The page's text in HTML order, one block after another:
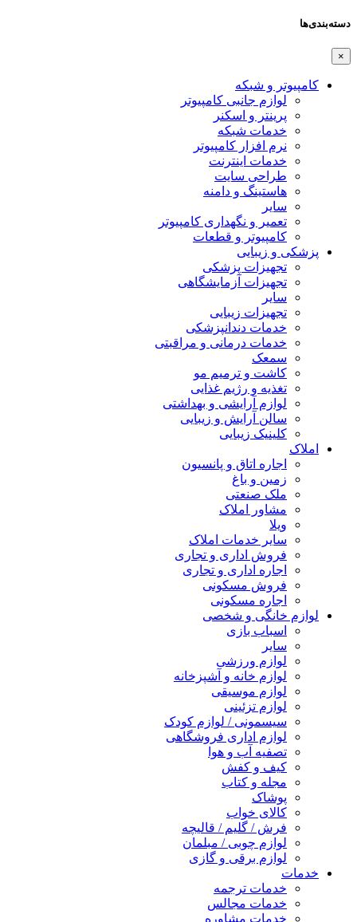
دسته‌بندی‌ها
×
کامپیوتر و شبکه
لوازم جانبی کامپیوتر
پرینتر و اسکنر
خدمات شبکه
نرم افزار کامپیوتر
خدمات اینترنت
طراحی سایت
هاستینگ و دامنه
سایر
تعمیر و نگهداری کامپیوتر
کامپیوتر و قطعات
پزشکی و زیبایی
تجهیزات پزشکی
تجهیزات آزمایشگاهی
سایر
تجهیزات زیبایی
خدمات دندانپزشکی
خدمات درمانی و مراقبتی
سمعک
کاشت و ترمیم مو
تغذیه و رژیم غذایی
لوازم آرایشی و بهداشتی
سالن آرایش و زیبایی
کلینیک زیبایی
املاک
اجاره اتاق و پانسیون
زمین و باغ
ملک صنعتی
مشاور املاک
ویلا
سایر خدمات املاک
فروش اداری و تجاری
اجاره اداری و تجاری
فروش مسکونی
اجاره مسکونی
لوازم خانگی و شخصی
اسباب بازی
سایر
لوازم ورزشی
لوازم خانه و آشپزخانه
لوازم موسیقی
لوازم تزئینی
سیسمونی / لوازم کودک
لوازم اداری فروشگاهی
تصفیه آب و هوا
کیف و کفش
مجله و کتاب
پوشاک
کالای خواب
فرش / گلیم / قالیچه
لوازم چوبی / مبلمان
لوازم برقی و گازی
خدمات
خدمات ترجمه
خدمات مجالس
خدمات مشاوره